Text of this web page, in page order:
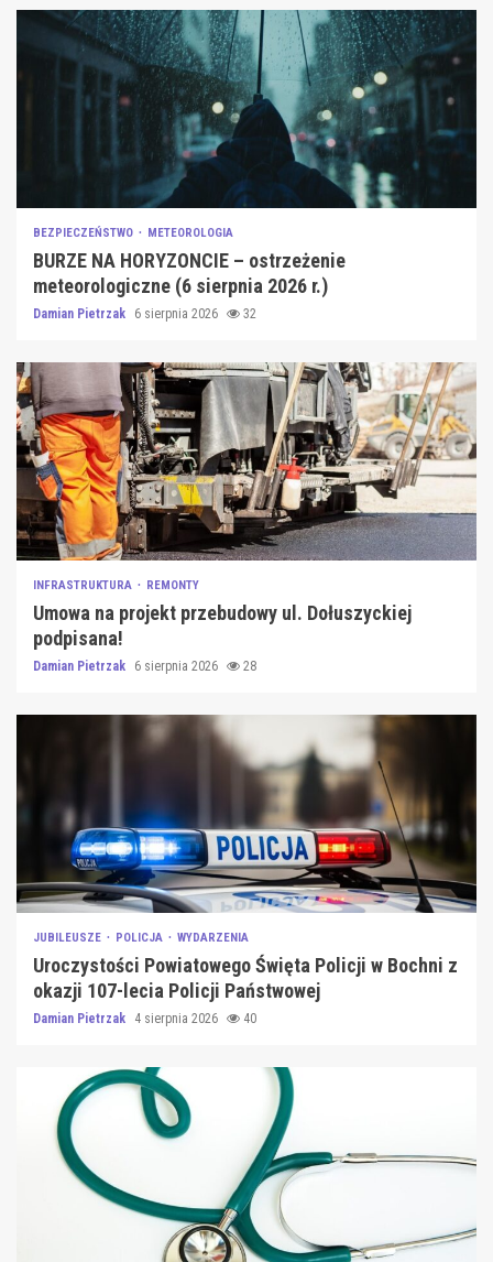
BEZPIECZEŃSTWO METEOROLOGIA
BURZE NA HORYZONCIE – ostrzeżenie
meteorologiczne (6 sierpnia 2026 r.)
Damian Pietrzak 6 sierpnia 2026 32
INFRASTRUKTURA REMONTY
Umowa na projekt przebudowy ul. Dołuszyckiej
podpisana!
Damian Pietrzak 6 sierpnia 2026 28
JUBILEUSZE POLICJA WYDARZENIA
Uroczystości Powiatowego Święta Policji w Bochni z
okazji 107-lecia Policji Państwowej
Damian Pietrzak 4 sierpnia 2026 40